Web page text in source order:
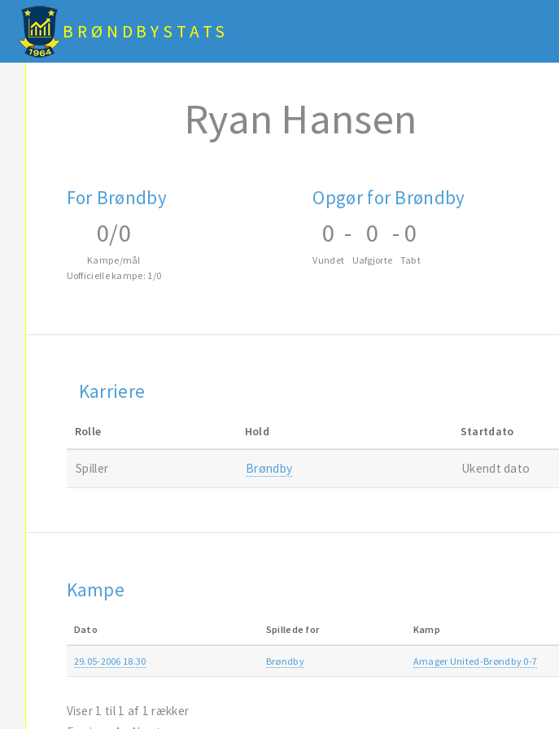
BRØNDBYSTATS
Ryan Hansen
For Brøndby
0/0
Kampe/mål
Uofficielle kampe: 1/0
Opgør for Brøndby
0
Vundet
- 0
Uafgjorte
- 0
Tabt
Karriere
Rolle Hold Startdato
Spiller Brøndby Ukendt dato
Kampe
Dato Spillede for Kamp
29.05-2006 18.30 Brøndby Amager United-Brøndby 0-7
Viser 1 til 1 af 1 rækker